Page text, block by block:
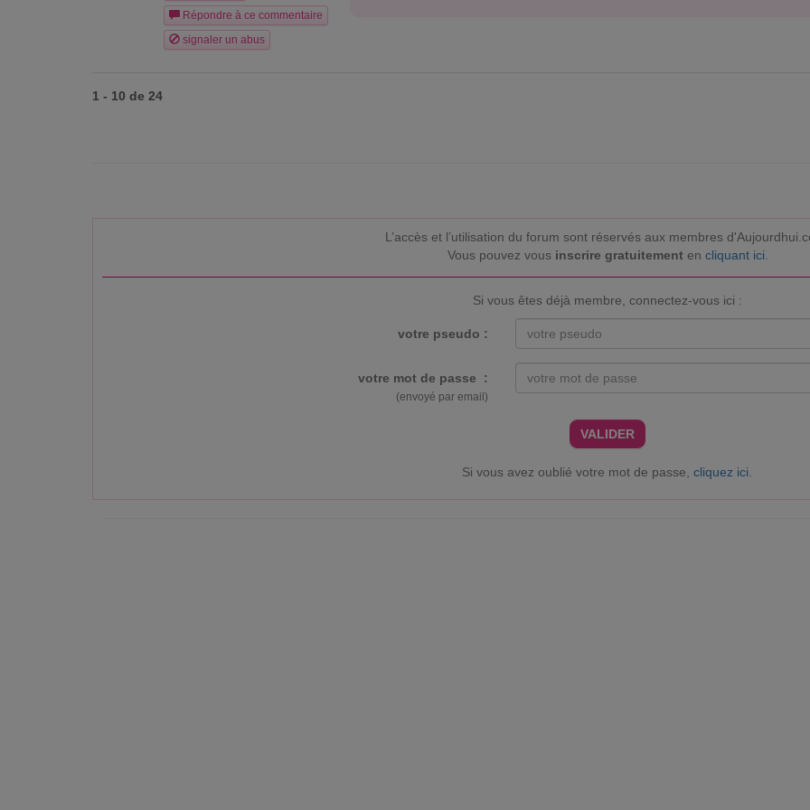
Répondre à ce commentaire
signaler un abus
1 - 10 de 24
L’accès et l’utilisation du forum sont réservés aux membres
Vous pouvez vous inscrire gratuitementen cliquant ici.
Si vous êtes déjà membre, connectez-vous ici :
votre pseudo :
votre mot de passe :
(envoyé par email)
VALIDER
Si vous avez oublié votre mot de passe,cliquez ici.